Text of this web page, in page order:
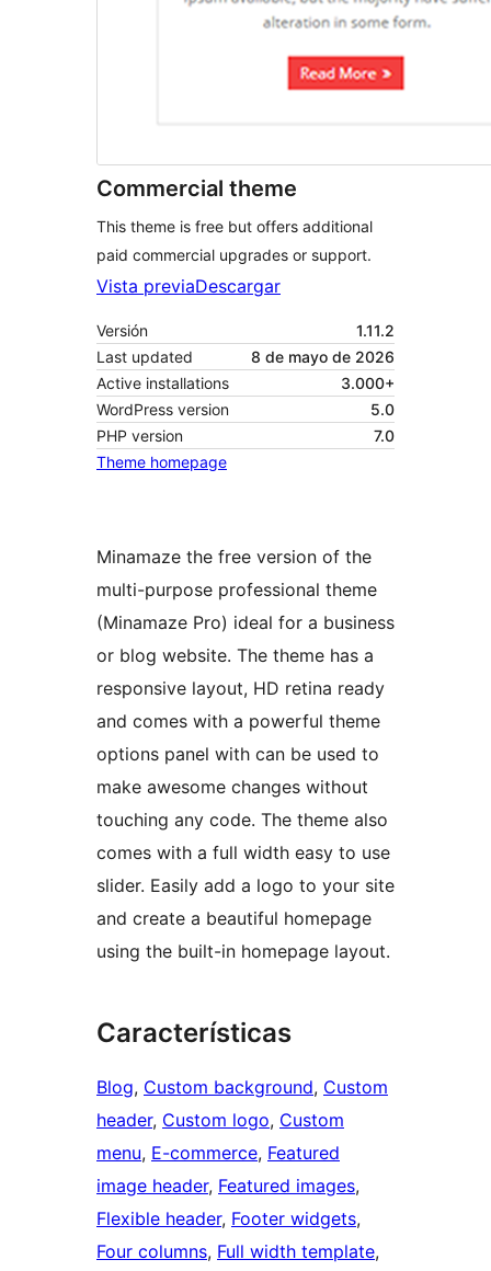
Commercial theme
This theme is free but offers additional
paid commercial upgrades or support.
Vista previaDescargar
Versión
1.11.2
Last updated
8 de mayo de 2026
Active installations
3.000+
WordPress version
5.0
PHP version
7.0
Theme homepage
Minamaze the free version of the
multi-purpose professional theme
(Minamaze Pro) ideal for a business
or blog website. The theme has a
responsive layout, HD retina ready
and comes with a powerful theme
options panel with can be used to
make awesome changes without
touching any code. The theme also
comes with a full width easy to use
slider. Easily add a logo to your site
and create a beautiful homepage
using the built-in homepage layout.
Características
Blog, Custom background, Custom
header, Custom logo, Custom
menu, E-commerce, Featured
image header, Featured images
Flexible header, Footer widgets
Four columns, Full width template